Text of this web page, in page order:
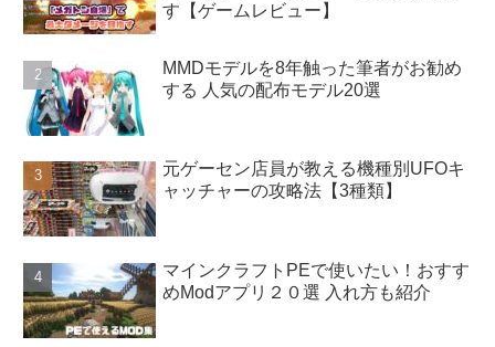
す【ゲームレビュー】
MMDモデルを8年触った筆者がお勧め
する 人気の配布モデル20選
元ゲーセン店員が教える機種別UFOキ
ャッチャーの攻略法【3種類】
マインクラフトPEで使いたい！おすす
めModアプリ２０選 入れ方も紹介